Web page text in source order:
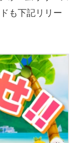
も下記リリー